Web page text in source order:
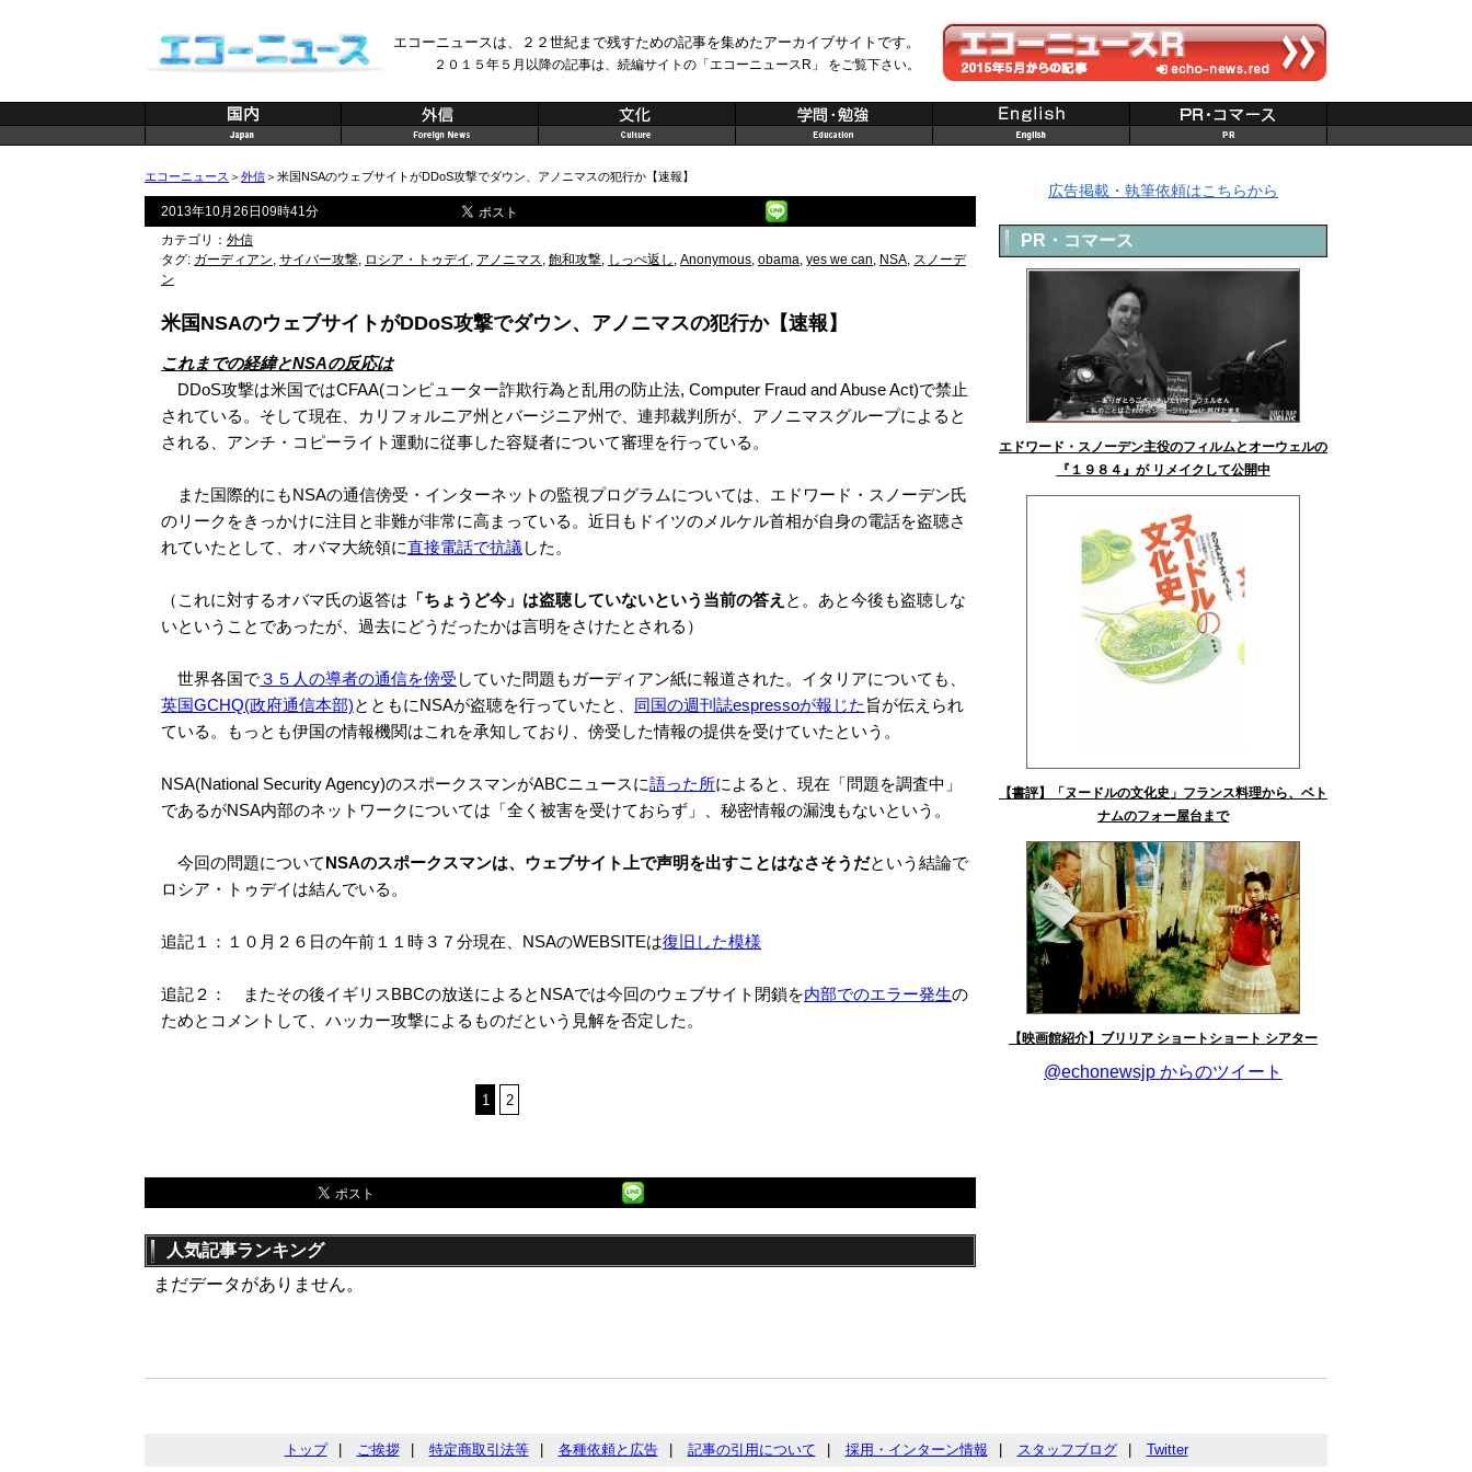
エコーニュースは、２２世紀まで残すための記事を集めたアーカイブサイトです。
２０１５年５月以降の記事は、続編サイトの「エコーニュースR」 をご覧下さい。
エコーニュース ＞ 外信＞米国NSAのウェブサイトがDDoS攻撃でダウン、アノニマスの犯行か【速報】
2013年10月26日09時41分
カテゴリ： 外信
タグ: ガーディアン, サイバー攻撃, ロシア・トゥデイ , アノニマス, 飽和攻撃, しっぺ返し , Anonymous, obama, yes we can, NSA, スノーデ
ン
米国NSAのウェブサイトがDDoS攻撃でダウン、アノニマスの犯行か【速報】
これまでの経緯とNSAの反応は
DDoS攻撃は米国ではCFAA(コンピューター詐欺行為と乱用の防止法, Computer Fraud and Abuse Act)で禁止
されている。そして現在、カリフォルニア州とバージニア州で、連邦裁判所が、アノニマスグループによると
される、アンチ・コピーライト運動に従事した容疑者について審理を行っている。
また国際的にもNSAの通信傍受・インターネットの監視プログラムについては、エドワード・スノーデン氏
のリークをきっかけに注目と非難が非常に高まっている。近日もドイツのメルケル首相が自身の電話を盗聴さ
れていたとして、オバマ大統領に直接電話で抗議 した。
（これに対するオバマ氏の返答は 「ちょうど今」は盗聴していないという当前の答え と。あと今後も盗聴しな
いということであったが、過去にどうだったかは言明をさけたとされる）
世界各国で３５人の導者の通信を傍受 していた問題もガーディアン紙に報道された。イタリアについても、
英国GCHQ(政府通信本部)とともにNSAが盗聴を行っていたと、 同国の週刊誌espressoが報じた 旨が伝えられ
ている。もっとも伊国の情報機関はこれを承知しており、傍受した情報の提供を受けていたという。
NSA(National Security Agency)のスポークスマンがABCニュースに語った所によると、現在「問題を調査中」
であるがNSA内部のネットワークについては「全く被害を受けておらず」、秘密情報の漏洩もないという。
今回の問題についてNSAのスポークスマンは、ウェブサイト上で声明を出すことはなさそうだという結論で
ロシア・トゥデイは結んでいる。
追記１：１０月２６日の午前１１時３７分現在、NSAのWEBSITEは復旧した模様
追記２： またその後イギリスBBCの放送によるとNSAでは今回のウェブサイト閉鎖を内部でのエラー発生の
ためとコメントして、ハッカー攻撃によるものだという見解を否定した。
1 2
人気記事ランキング
まだデータがありません。
広告掲載・執筆依頼はこちらから
PR・コマース
エドワード・スノーデン主役のフィルムとオーウェルの
『１９８４』が リメイクして公開中
【書評】「ヌードルの文化史」フランス料理から、ベト
ナムのフォー屋台まで
【映画館紹介】ブリリア ショートショート シアター
@echonewsjp からのツイート
トップ ご挨拶 特定商取引法等 各種依頼と広告 記事の引用について 採用・インターン情報 スタッフブログ Twitter